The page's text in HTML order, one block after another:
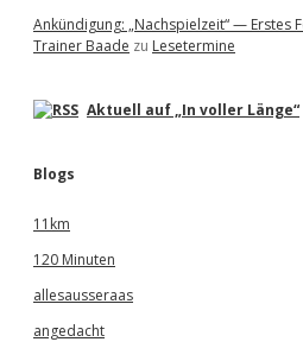
Ankündigung: „Nachspielzeit“ — Erstes
Trainer Baade zu Lesetermine
Aktuell auf „In voller Länge“
Blogs
11km
120 Minuten
allesausseraas
angedacht